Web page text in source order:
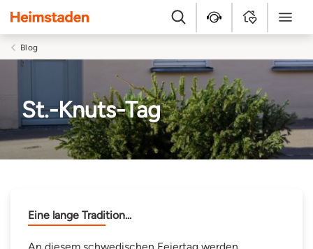
Heimstaden
Suche Kundenservice
MyHomeMenü
Blog
St.-Knuts-Tag
Eine lange Tradition...
An diesem schwedischen Feiertag werden